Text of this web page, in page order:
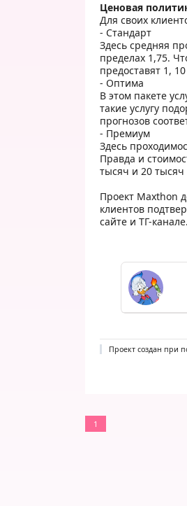
Ценовая
Для своих
- Стандарт
Здесь средняя
пределах 1,75.
предоставят 1,
- Оптима
В этом пакете
такие услугу
прогнозов
- Премиум
Здесь
Правда и
тысяч и 20 тысяч
Проект Maxthon
клиентов
сайте и ТГ-канале.
Проект создан при
1